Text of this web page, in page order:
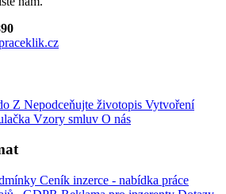
Z Nepodceňujte životopis Vytvoření
Vzory smluv O nás
Ceník inzerce - nabídka práce